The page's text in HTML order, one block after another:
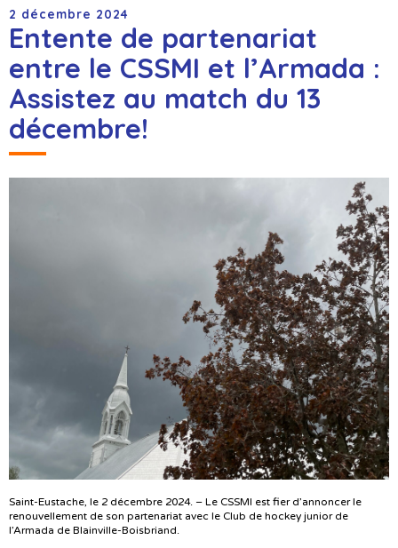
2 décembre 2024
Entente de partenariat
entre le CSSMI et l’Armada :
Assistez au match du 13
décembre!
Saint-Eustache, le 2 décembre 2024. – Le CSSMI est fier d’annoncer le
renouvellement de son partenariat avec le Club de hockey junior de
l’Armada de Blainville-Boisbriand.